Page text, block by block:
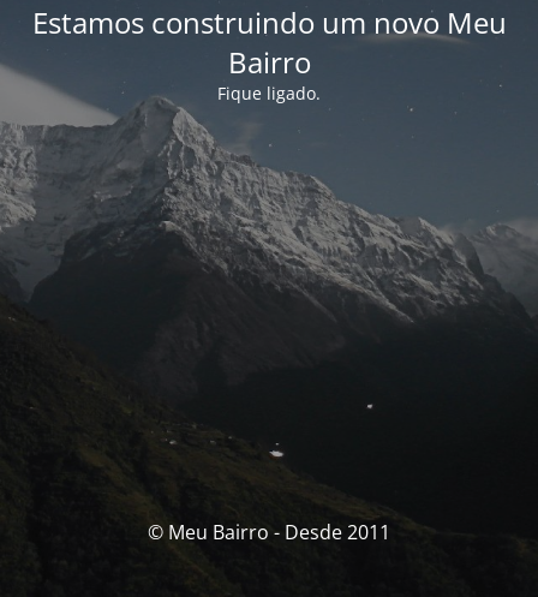
Estamos construindo um novo Meu
Bairro
Fique ligado.
© Meu Bairro - Desde 2011